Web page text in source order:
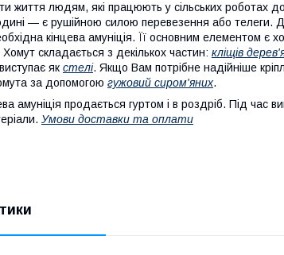
людям, які працюють у сільських роботах
— є рушійною силою перевезення або телеги.
кінцева амуніція. Її основним елементом є
складається з декількох частин: кліщів
як стелі. Якщо Вам потрібне надійніше
за допомогою гужовий сиром'яних.
продається гуртом і в роздріб. Під час
Умови доставки та оплати